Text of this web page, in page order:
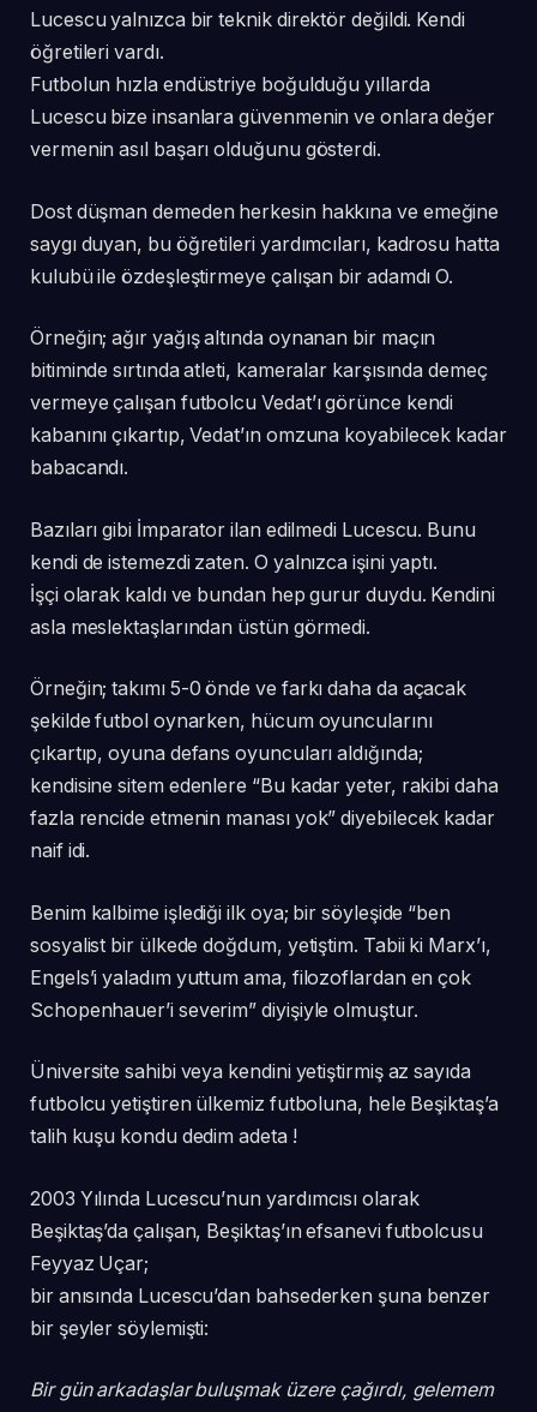
Lucescu yalnızca bir teknik direktör değildi. Kendi
öğretileri vardı.
Futbolun hızla endüstriye boğulduğu yıllarda
Lucescu bize insanlara güvenmenin ve onlara değer
vermenin asıl başarı olduğunu gösterdi.
Dost düşman demeden herkesin hakkına ve emeğine
saygı duyan, bu öğretileri yardımcıları, kadrosu hatta
kulubü ile özdeşleştirmeye çalışan bir adamdı O.
Örneğin; ağır yağış altında oynanan bir maçın
bitiminde sırtında atleti, kameralar karşısında demeç
vermeye çalışan futbolcu Vedat’ı görünce kendi
kabanını çıkartıp, Vedat’ın omzuna koyabilecek kadar
babacandı.
Bazıları gibi İmparator ilan edilmedi Lucescu. Bunu
kendi de istemezdi zaten. O yalnızca işini yaptı.
İşçi olarak kaldı ve bundan hep gurur duydu. Kendini
asla meslektaşlarından üstün görmedi.
Örneğin; takımı 5-0 önde ve farkı daha da açacak
şekilde futbol oynarken, hücum oyuncularını
çıkartıp, oyuna defans oyuncuları aldığında;
kendisine sitem edenlere “Bu kadar yeter, rakibi daha
fazla rencide etmenin manası yok” diyebilecek kadar
naif idi.
Benim kalbime işlediği ilk oya; bir söyleşide “ben
sosyalist bir ülkede doğdum, yetiştim. Tabii ki Marx’ı,
Engels’i yaladım yuttum ama, filozoflardan en çok
Schopenhauer’i severim” diyişiyle olmuştur.
Üniversite sahibi veya kendini yetiştirmiş az sayıda
futbolcu yetiştiren ülkemiz futboluna, hele Beşiktaş’a
talih kuşu kondu dedim adeta !
2003 Yılında Lucescu’nun yardımcısı olarak
Beşiktaş’da çalışan, Beşiktaş’ın efsanevi futbolcusu
Feyyaz Uçar;
bir anısında Lucescu’dan bahsederken şuna benzer
bir şeyler söylemişti:
Bir gün arkadaşlar buluşmak üzere çağırdı, gelemem